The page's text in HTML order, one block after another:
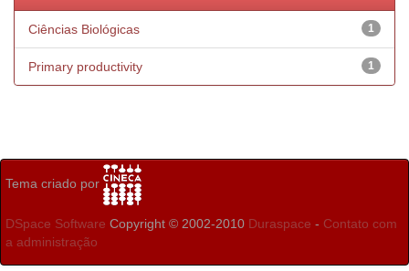
1
Ciências Biológicas
1
Primary productivity
Tema criado por
DSpace Software Copyright © 2002-2010 Duraspace - Contato com
a administração